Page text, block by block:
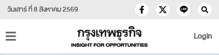
วันเสาร์ ที่ 8 สิงหาคม 2569
Login